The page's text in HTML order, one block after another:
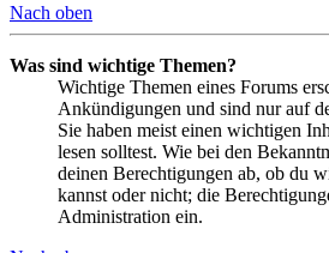
Nach oben
Was sind wichtige Themen?
Wichtige Themen eines Forums
Ankündigungen und sind nur auf
Sie haben meist einen wichtigen
lesen solltest. Wie bei den
deinen Berechtigungen ab, ob du
kannst oder nicht; die
Administration ein.